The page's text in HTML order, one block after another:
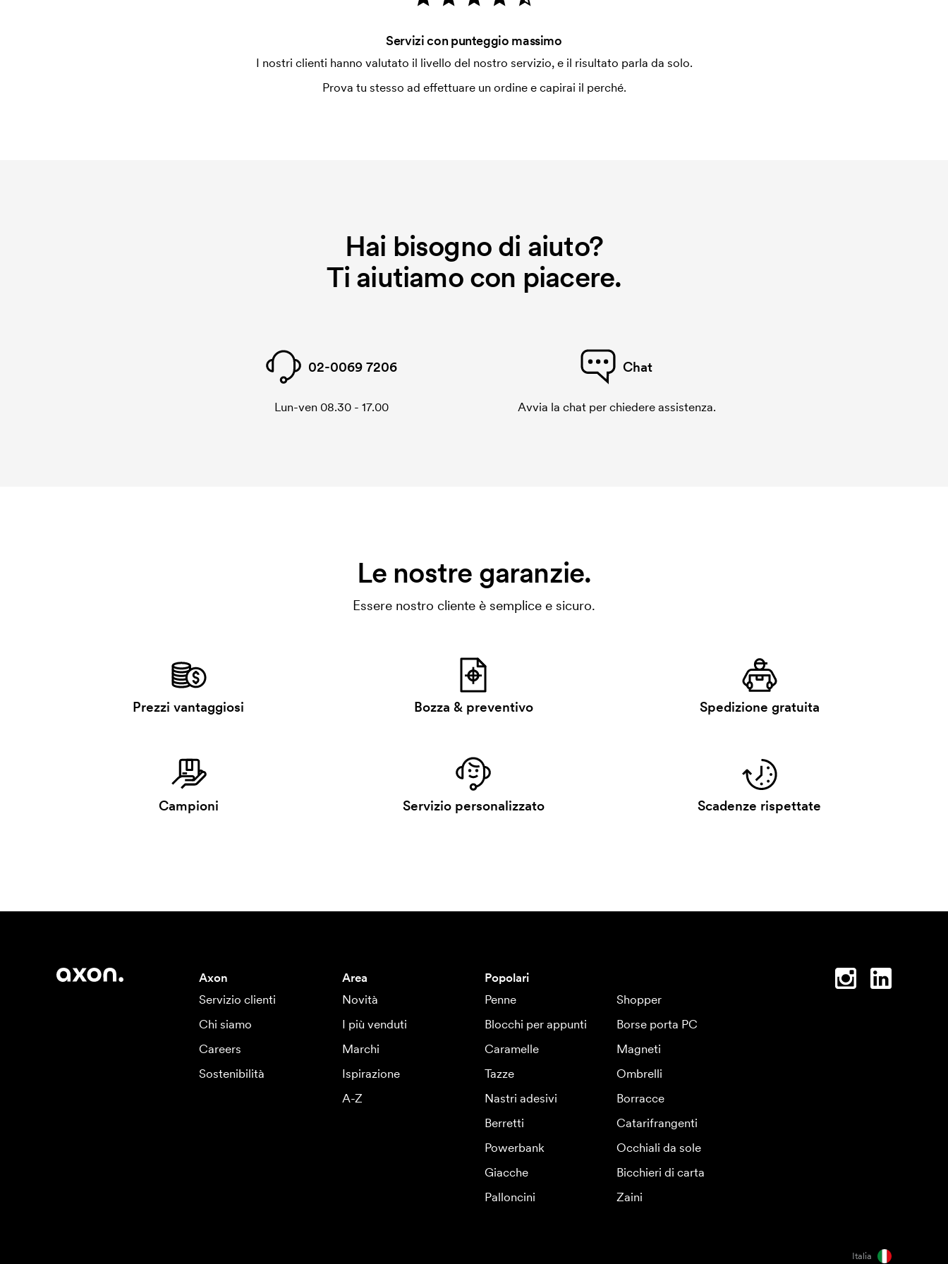
Servizi con punteggio massimo
I nostri clienti hanno valutato il livello del nostro servizio, e il risultato parla da solo.
Prova tu stesso ad effettuare un ordine e capirai il perché.
Hai bisogno di aiuto?
Ti aiutiamo con piacere.
02-0069 7206
Lun-ven 08.30 - 17.00
Chat
Avvia la chat per chiedere assistenza.
Le nostre garanzie.
Essere nostro cliente è semplice e sicuro.
Prezzi vantaggiosi Bozza & preventivo Spedizione gratuita
Campioni Servizio personalizzato Scadenze rispettate
Axon
Servizio clienti
Chi siamo
Careers
Sostenibilità
Area
Novità
I più venduti
Marchi
Ispirazione
A-Z
Popolari
Penne
Shopper
Blocchi per appunti
Borse porta PC
Caramelle
Magneti
Tazze
Ombrelli
Nastri adesivi
Borracce
Berretti
Catarifrangenti
Powerbank
Occhiali da sole
Giacche
Bicchieri di carta
Palloncini
Zaini
Italia